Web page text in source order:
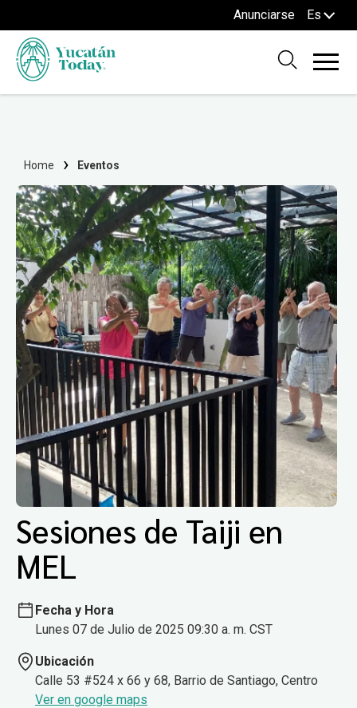
Anunciarse Es
Home Eventos
Sesiones de Taiji en
MEL
Fecha y Hora
Lunes 07 de Julio de 2025 09:30 a. m. CST
Ubicación
Calle 53 #524 x 66 y 68, Barrio de Santiago, Centro
Ver en google maps